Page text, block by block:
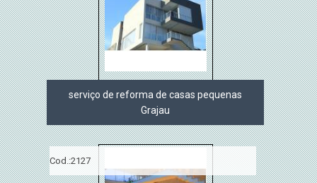
serviço de reforma de casas pequenas
Grajau
Cod.:2127